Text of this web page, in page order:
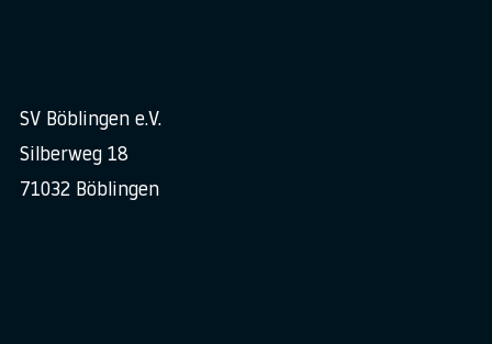
SV Böblingen e.V.
Silberweg 18
71032 Böblingen